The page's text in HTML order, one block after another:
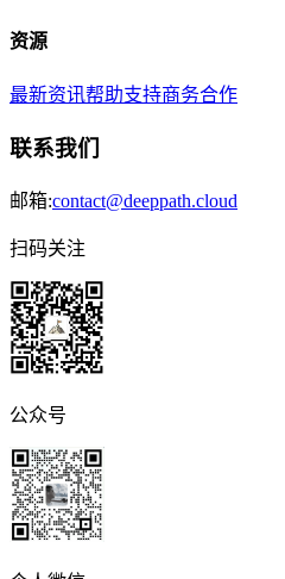
资源
最新资讯帮助支持商务合作
联系我们
邮箱:contact@deeppath.cloud
扫码关注
公众号